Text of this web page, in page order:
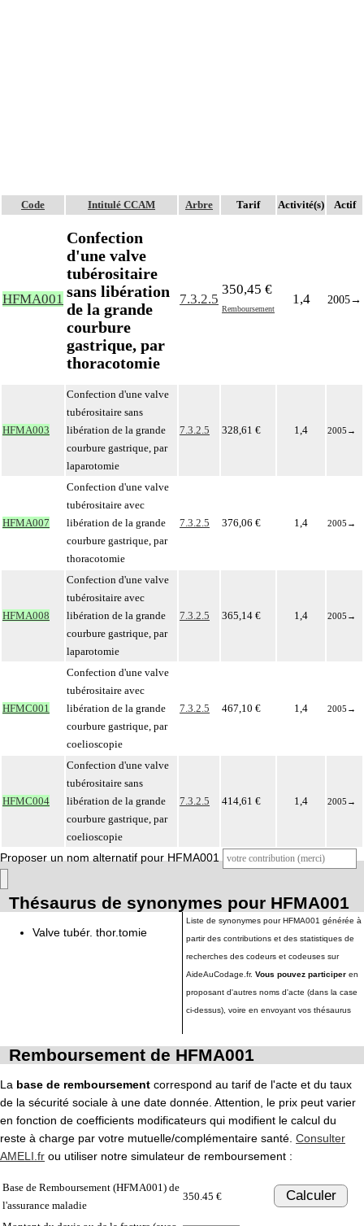
Code Intitulé CCAM Arbre Tarif Activité(s) Actif
HFMA001
Confection
d'une valve
tubérositaire
sans libération
de la grande
courbure
gastrique, par
thoracotomie
7.3.2.5
350,45 €
Remboursement
1,4 2005→
HFMA003
Confection d'une valve
tubérositaire sans
libération de la grande
courbure gastrique, par
laparotomie
7.3.2.5 328,61 € 1,4 2005 →
HFMA007
Confection d'une valve
tubérositaire avec
libération de la grande
courbure gastrique, par
thoracotomie
7.3.2.5 376,06 € 1,4 2005 →
HFMA008
Confection d'une valve
tubérositaire avec
libération de la grande
courbure gastrique, par
laparotomie
7.3.2.5 365,14 € 1,4 2005 →
HFMC001
Confection d'une valve
tubérositaire avec
libération de la grande
courbure gastrique, par
coelioscopie
7.3.2.5 467,10 € 1,4 2005 →
HFMC004
Confection d'une valve
tubérositaire sans
libération de la grande
courbure gastrique, par
coelioscopie
7.3.2.5 414,61 € 1,4 2005 →
Proposer un nom alternatif pour HFMA001
Thésaurus de synonymes pour HFMA001
Valve tubér. thor.tomie
Liste de synonymes pour HFMA001 générée à
partir des contributions et des statistiques de
recherches des codeurs et codeuses sur
AideAuCodage.fr. Vous pouvez participer en
proposant d'autres noms d'acte (dans la case
ci-dessus), voire en envoyant vos thésaurus
Remboursement de HFMA001
La base de remboursement correspond au tarif de l'acte et du taux
de la sécurité sociale à une date donnée. Attention, le prix peut varier
en fonction de coefficients modificateurs qui modifient le calcul du
reste à charge par votre mutuelle/complémentaire santé. Consulter
AMELI.fr ou utiliser notre simulateur de remboursement :
Base de Remboursement (HFMA001) de
l'assurance maladie
350.45 € Calculer